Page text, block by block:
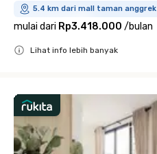
5.4 km dari mall taman anggrek
mulai dari Rp3.418.000 /bulan
Lihat info lebih banyak